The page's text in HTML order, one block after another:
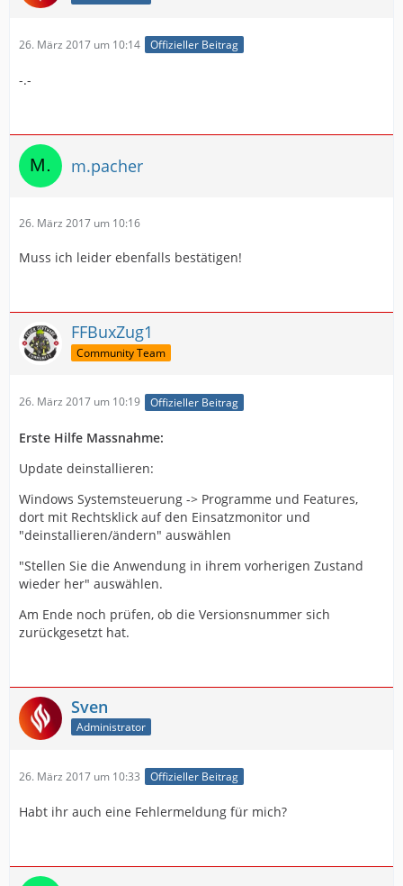
26. März 2017 um 10:14 Offizieller Beitrag
-.-
m.pacher
26. März 2017 um 10:16
Muss ich leider ebenfalls bestätigen!
FFBuxZug1
Community Team
26. März 2017 um 10:19 Offizieller Beitrag
Erste Hilfe Massnahme:
Update deinstallieren:
Windows Systemsteuerung -> Programme und Features,
dort mit Rechtsklick auf den Einsatzmonitor und
"deinstallieren/ändern" auswählen
"Stellen Sie die Anwendung in ihrem vorherigen Zustand
wieder her" auswählen.
Am Ende noch prüfen, ob die Versionsnummer sich
zurückgesetzt hat.
Sven
Administrator
26. März 2017 um 10:33 Offizieller Beitrag
Habt ihr auch eine Fehlermeldung für mich?